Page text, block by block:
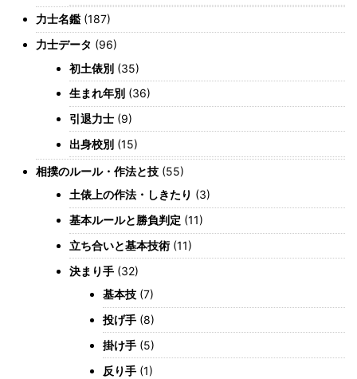
力士名鑑 (187)
力士データ (96)
初土俵別 (35)
生まれ年別 (36)
引退力士 (9)
出身校別 (15)
相撲のルール・作法と技 (55)
土俵上の作法・しきたり (3)
基本ルールと勝負判定 (11)
立ち合いと基本技術 (11)
決まり手 (32)
基本技 (7)
投げ手 (8)
掛け手 (5)
反り手 (1)